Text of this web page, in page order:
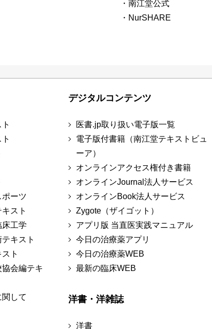
・南江堂公式
・NurSHARE
ポーツ
スト
床工学
テキスト
ト
会編テキ
して
デジタルコンテンツ
医書.jp取り扱い電子版一覧
電子版付書籍（南江堂テキストビュ
ーア）
オンラインアクセス権付き書籍
オンラインJournal法人サービス
オンラインBook法人サービス
Zygote（ザイゴット）
アプリ版 当直医実践マニュアル
今日の治療薬アプリ
今日の治療薬WEB
最新の臨床WEB
洋書・洋雑誌
洋書